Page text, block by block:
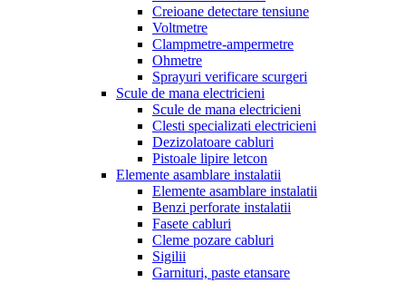
Creioane detectare tensiune
Voltmetre
Clampmetre-ampermetre
Ohmetre
Sprayuri verificare scurgeri
Scule de mana electricieni
Scule de mana electricieni
Clesti specializati electricieni
Dezizolatoare cabluri
Pistoale lipire letcon
Elemente asamblare instalatii
Elemente asamblare instalatii
Benzi perforate instalatii
Fasete cabluri
Cleme pozare cabluri
Sigilii
Garnituri, paste etansare